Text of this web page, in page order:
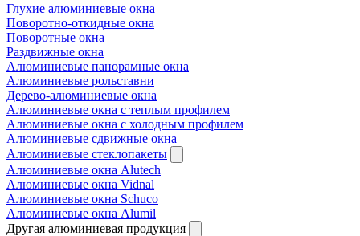
Глухие алюминиевые окна
Поворотно-откидные окна
Поворотные окна
Раздвижные окна
Алюминиевые панорамные окна
Алюминиевые рольставни
Дерево-алюминиевые окна
Алюминиевые окна с теплым профилем
Алюминиевые окна с холодным профилем
Алюминиевые сдвижные окна
Алюминиевые стеклопакеты
Алюминиевые окна Alutech
Алюминиевые окна Vidnal
Алюминиевые окна Schuco
Алюминиевые окна Alumil
Другая алюминиевая продукция